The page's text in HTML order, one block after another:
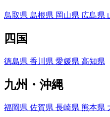
鳥取県 島根県 岡山県 広島県
四国
徳島県 香川県 愛媛県 高知県
九州・沖縄
福岡県 佐賀県 長崎県 熊本県